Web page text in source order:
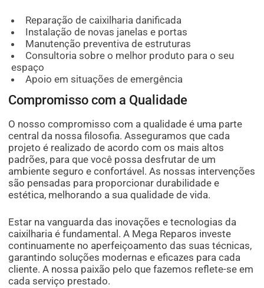
Reparação de caixilharia danificada
Instalação de novas janelas e portas
Manutenção preventiva de estruturas
Consultoria sobre o melhor produto para o seu
espaço
Apoio em situações de emergência
Compromisso com a Qualidade
O nosso compromisso com a qualidade é uma parte
central da nossa filosofia. Asseguramos que cada
projeto é realizado de acordo com os mais altos
padrões, para que você possa desfrutar de um
ambiente seguro e confortável. As nossas intervenções
são pensadas para proporcionar durabilidade e
estética, melhorando a sua qualidade de vida.
Estar na vanguarda das inovações e tecnologias da
caixilharia é fundamental. A Mega Reparos investe
continuamente no aperfeiçoamento das suas técnicas,
garantindo soluções modernas e eficazes para cada
cliente. A nossa paixão pelo que fazemos reflete-se em
cada serviço prestado.